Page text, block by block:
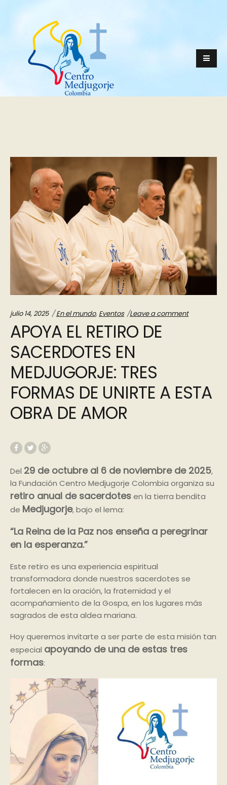
julio 14, 2025 Categories:
En el mundo, Eventos Leave a comment
APOYA EL RETIRO DE
SACERDOTES EN
MEDJUGORJE: TRES
FORMAS DE UNIRTE A ESTA
OBRA DE AMOR
Del 29 de octubre al 6 de noviembre de 2025,
la Fundación Centro Medjugorje Colombia organiza su
retiro anual de sacerdotesen la tierra bendita
de Medjugorje, bajo el lema:
“La Reina de la Paz nos enseña a peregrinar
en la esperanza.”
Este retiro es una experiencia espiritual
transformadora donde nuestros sacerdotes se
fortalecen en la oración, la fraternidad y el
acompañamiento de la Gospa, en los lugares más
sagrados de esta aldea mariana.
Hoy queremos invitarte a ser parte de esta misión tan
especial apoyando de una de estas tres
formas: